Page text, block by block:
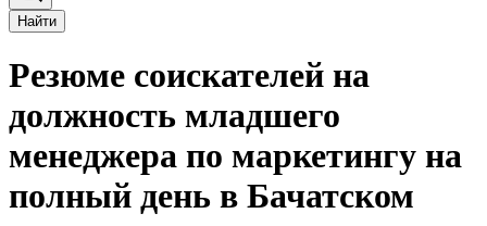
Найти
Резюме соискателей на
должность младшего
менеджера по маркетингу на
полный день в Бачатском